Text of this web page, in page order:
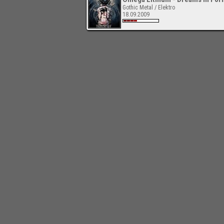
Gothic Metal / Elektro
18.09.2009